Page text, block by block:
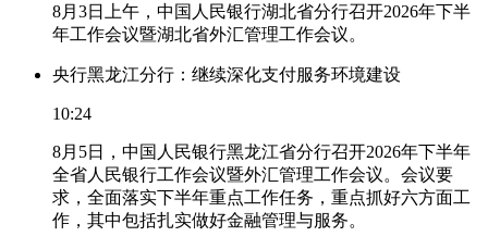
8月3日上午，中国人民银行湖北省分行召开2026年下半
年工作会议暨湖北省外汇管理工作会议。
央行黑龙江分行：继续深化支付服务环境建设
10:24
8月5日，中国人民银行黑龙江省分行召开2026年下半年
全省人民银行工作会议暨外汇管理工作会议。会议要
求，全面落实下半年重点工作任务，重点抓好六方面工
作，其中包括扎实做好金融管理与服务。